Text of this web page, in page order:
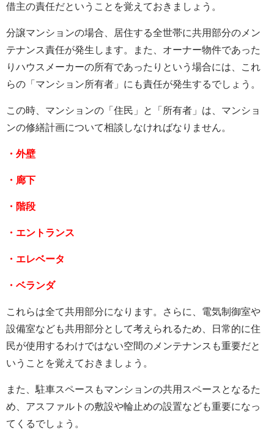
借主の責任だということを覚えておきましょう。
分譲マンションの場合、居住する全世帯に共用部分のメン
テナンス責任が発生します。また、オーナー物件であった
りハウスメーカーの所有であったりという場合には、これ
らの「マンション所有者」にも責任が発生するでしょう。
この時、マンションの「住民」と「所有者」は、マンショ
ンの修繕計画について相談しなければなりません。
・外壁
・廊下
・階段
・エントランス
・エレベータ
・ベランダ
これらは全て共用部分になります。さらに、電気制御室や
設備室なども共用部分として考えられるため、日常的に住
民が使用するわけではない空間のメンテナンスも重要だと
いうことを覚えておきましょう。
また、駐車スペースもマンションの共用スペースとなるた
め、アスファルトの敷設や輪止めの設置なども重要になっ
てくるでしょう。